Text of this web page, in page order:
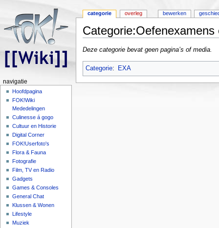
Categorie:Oefenexamens
Deze categorie bevat geen pagina’s of media.
Categorie: EXA
categorie overleg bewerken
navigatie
Hoofdpagina
FOK!Wiki
Mededelingen
Culinesse á gogo
Cultuur en Historie
Digital Corner
FOK!Userfoto's
Flora & Fauna
Fotografie
Film, TV en Radio
Gadgets
Games & Consoles
General Chat
Klussen & Wonen
Lifestyle
Muziek